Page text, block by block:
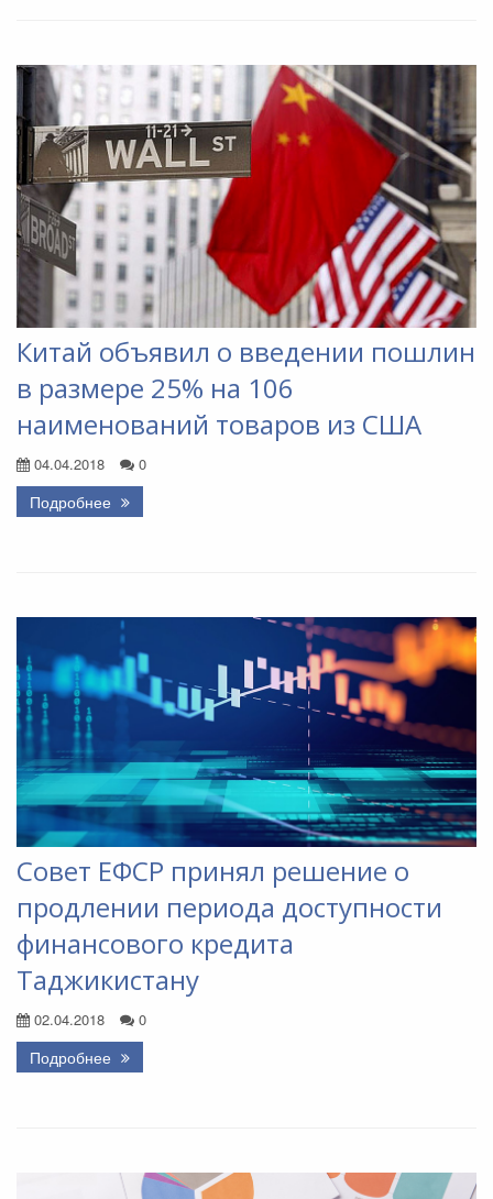
Китай объявил о введении пошлин
в размере 25% на 106
наименований товаров из США
04.04.2018 0
Подробнее
Совет ЕФСР принял решение о
продлении периода доступности
финансового кредита
Таджикистану
02.04.2018 0
Подробнее